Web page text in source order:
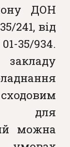
ДОН
241, від
934.
для
можна